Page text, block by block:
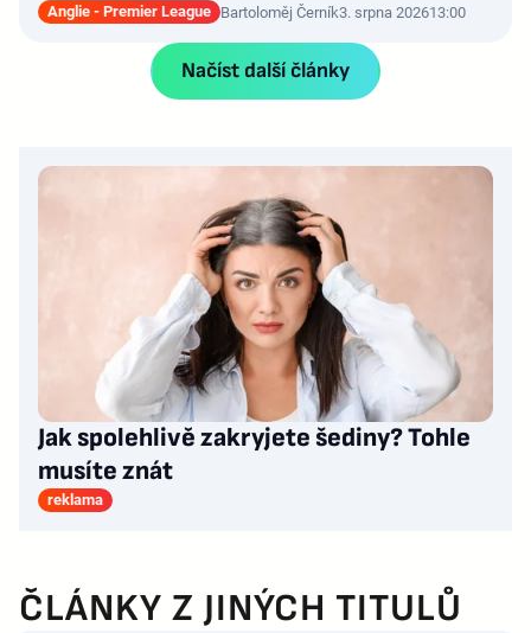
Anglie - Premier League Bartoloměj Černík3. srpna 202613:00
Načíst další články
Jak spolehlivě zakryjete šediny? Tohle
musíte znát
reklama
ČLÁNKY Z JINÝCH TITULŮ